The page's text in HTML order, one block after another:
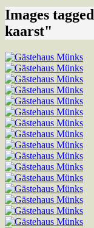
Images
kaarst"